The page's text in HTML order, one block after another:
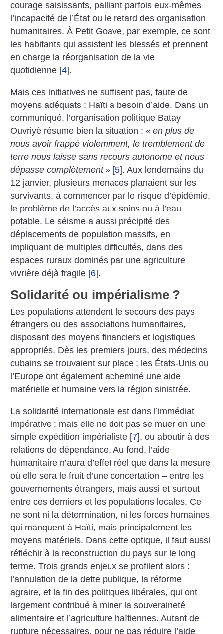
courage saisissants, palliant parfois eux-mêmes
l’incapacité de l’État ou le retard des organisation
humanitaires. À Petit Goave, par exemple, ce sont
les habitants qui assistent les blessés et prennent
en charge la réorganisation de la vie
quotidienne [4].
Mais ces initiatives ne suffisent pas, faute de
moyens adéquats : Haïti a besoin d’aide. Dans un
communiqué, l’organisation politique Batay
Ouvriyè résume bien la situation :« en plus de
nous avoir frappé violemment, le tremblement de
terre nous laisse sans recours autonome et nous
dépasse complètement » [5]. Aux lendemains du
12 janvier, plusieurs menaces planaient sur les
survivants, à commencer par le risque d’épidémie,
le problème de l’accès aux soins ou à l’eau
potable. Le séisme a aussi précipité des
déplacements de population massifs, en
impliquant de multiples difficultés, dans des
espaces ruraux dominés par une agriculture
vivrière déjà fragile [6].
Solidarité ou impérialisme ?
Les populations attendent le secours des pays
étrangers ou des associations humanitaires,
disposant des moyens financiers et logistiques
appropriés. Dès les premiers jours, des médecins
cubains se trouvaient sur place ; les États-Unis ou
l’Europe ont également acheminé une aide
matérielle et humaine vers la région sinistrée.
La solidarité internationale est dans l’immédiat
impérative ; mais elle ne doit pas se muer en une
simple expédition impérialiste [7], ou aboutir à des
relations de dépendance. Au fond, l’aide
humanitaire n’aura d’effet réel que dans la mesure
où elle sera le fruit d’une concertation – entre les
gouvernements étrangers, mais aussi et surtout
entre ces derniers et les populations locales. Ce
ne sont ni la détermination, ni les forces humaines
qui manquent à Haïti, mais principalement les
moyens matériels. Dans cette optique, il faut aussi
réfléchir à la reconstruction du pays sur le long
terme. Trois grands enjeux se profilent alors :
l’annulation de la dette publique, la réforme
agraire, et la fin des politiques libérales, qui ont
largement contribué à miner la souveraineté
alimentaire et l’agriculture haïtiennes. Autant de
rupture nécessaires, pour ne pas réduire l’aide